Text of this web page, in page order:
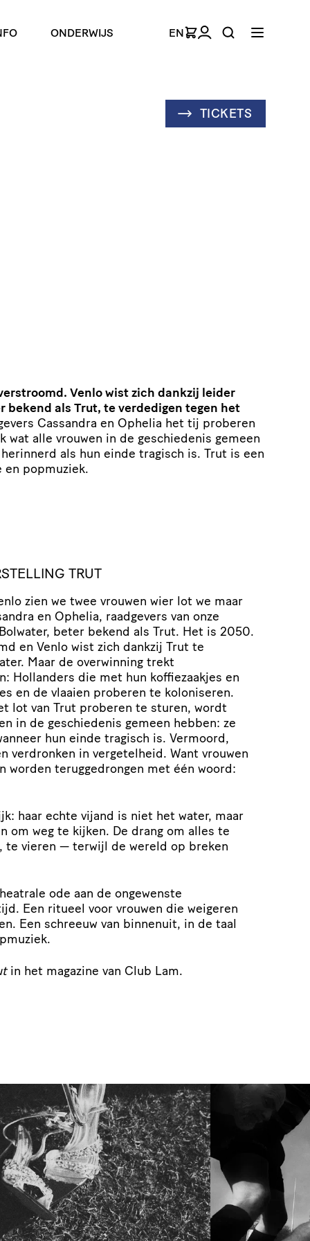
ONDERWIJS EN
TICKETS
Venlo wist zich dankzij leider
bekend als Trut, te verdedigen tegen het
Cassandra en Ophelia het tij proberen
alle vrouwen in de geschiedenis gemeen
als hun einde tragisch is. Trut is een
popmuziek.
TRUT
zien we twee vrouwen wier lot we maar
en Ophelia, raadgevers van onze
beter bekend als Trut. Het is 2050.
en Venlo wist zich dankzij Trut te
Maar de overwinning trekt
Hollanders die met hun koffiezaakjes en
en de vlaaien proberen te koloniseren.
lot van Trut proberen te sturen, wordt
in de geschiedenis gemeen hebben: ze
hun einde tragisch is. Vermoord,
verdronken in vergetelheid. Want vrouwen
worden teruggedrongen met één woord:
haar echte vijand is niet het water, maar
om weg te kijken. De drang om alles te
te vieren — terwijl de wereld op breken
ode aan de ongewenste
Een ritueel voor vrouwen die weigeren
Een schreeuw van binnenuit, in de taal
in het magazine van Club Lam.